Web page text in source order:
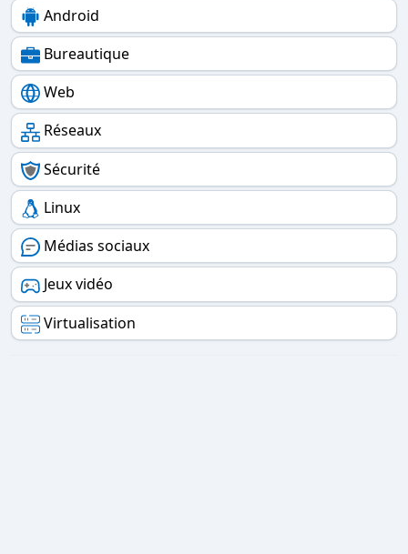
Android
Bureautique
Web
Réseaux
Sécurité
Linux
Médias sociaux
Jeux vidéo
Virtualisation